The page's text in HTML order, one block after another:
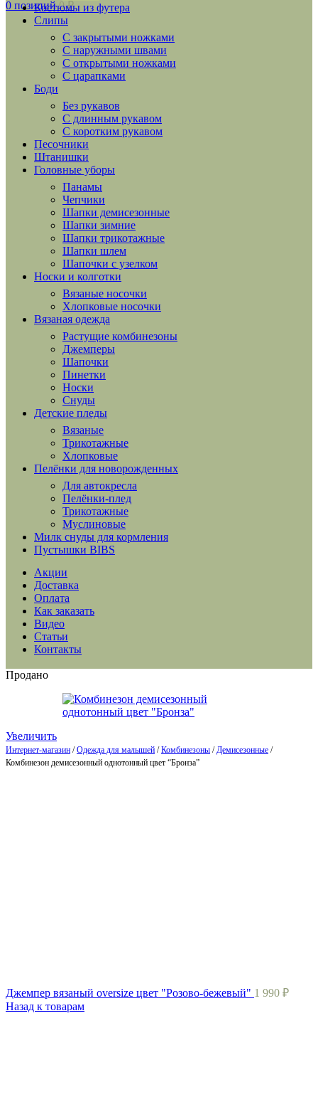
0 позиций 0₽
Костюмы из футера
Слипы
С закрытыми ножками
С наружными швами
С открытыми ножками
С царапками
Боди
Без рукавов
С длинным рукавом
С коротким рукавом
Песочники
Штанишки
Головные уборы
Панамы
Чепчики
Шапки демисезонные
Шапки зимние
Шапки трикотажные
Шапки шлем
Шапочки с узелком
Носки и колготки
Вязаные носочки
Хлопковые носочки
Вязаная одежда
Растущие комбинезоны
Джемперы
Шапочки
Пинетки
Носки
Снуды
Детские пледы
Вязаные
Трикотажные
Хлопковые
Пелёнки для новорожденных
Для автокресла
Пелёнки-плед
Трикотажные
Муслиновые
Милк снуды для кормления
Пустышки BIBS
Акции
Доставка
Оплата
Как заказать
Видео
Статьи
Контакты
Продано
Увеличить
Интернет-магазин /Одежда для малышей /Комбинезоны /Демисезонные /
Комбинезон демисезонный однотонный цвет “Бронза”
Джемпер вязаный oversize цвет "Розово-бежевый" 1 990 ₽
Назад к товарам